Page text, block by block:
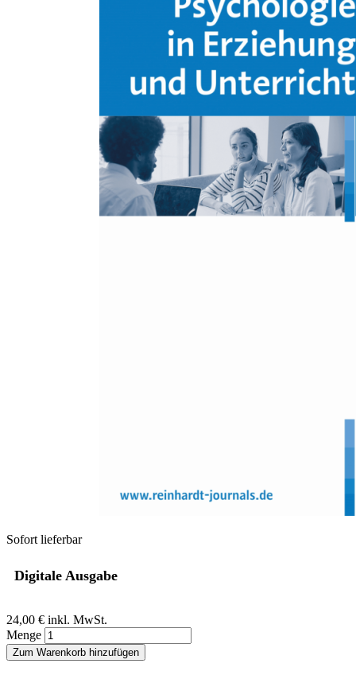
psychometrische Eigenschaften
Sofort lieferbar
Digitale Ausgabe
24,00 € inkl. MwSt.
Menge
Zum Warenkorb hinzufügen